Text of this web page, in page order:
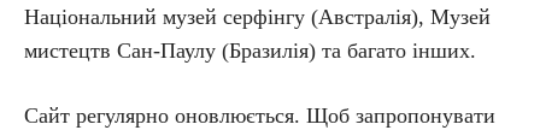
Національний музей серфінгу (Австралія), Музей
мистецтв Сан-Паулу (Бразилія) та багато інших.
Сайт регулярно оновлюється. Щоб запропонувати